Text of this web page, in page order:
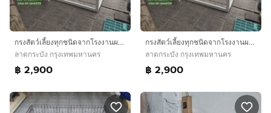
กรงสัตว์เลี้ยงทุกชนิดจากโรงงานผลิต สั่งขนาดและออกแบบได้ สวยทนทาน
ลาดกระบัง กรุงเทพมหานคร
฿ 2,900
กรงสัตว์เลี้ยงทุกชนิดจากโรงงานผลิต สั่งขนาดและออกแบบได้ สวยทนทาน
ลาดกระบัง กรุงเทพมหานคร
฿ 2,900